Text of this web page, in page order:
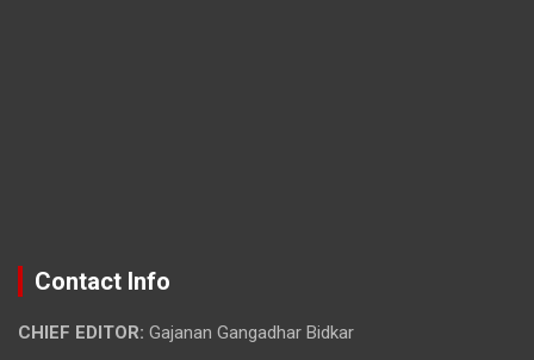
Contact Info
CHIEF EDITOR: Gajanan Gangadhar Bidkar